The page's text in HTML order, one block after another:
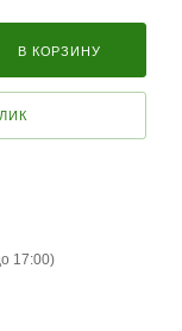
В КОРЗИНУ
17:00)